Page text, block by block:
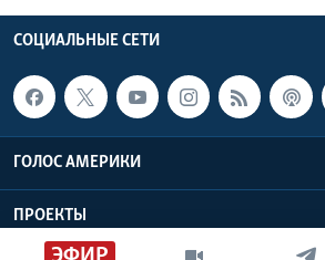
СОЦИАЛЬНЫЕ СЕТИ
ГОЛОС АМЕРИКИ
ПРОЕКТЫ